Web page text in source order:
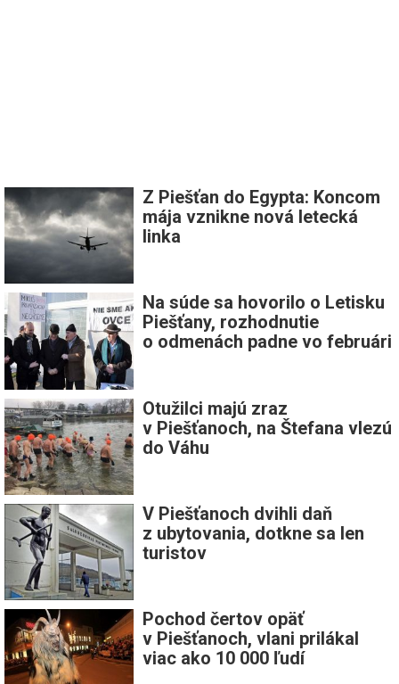
Z Piešťan do Egypta: Koncom
mája vznikne nová letecká
linka
Na súde sa hovorilo o Letisku
Piešťany, rozhodnutie
o odmenách padne vo februári
Otužilci majú zraz
v Piešťanoch, na Štefana vlezú
do Váhu
V Piešťanoch dvihli daň
z ubytovania, dotkne sa len
turistov
Pochod čertov opäť
v Piešťanoch, vlani prilákal
viac ako 10 000 ľudí